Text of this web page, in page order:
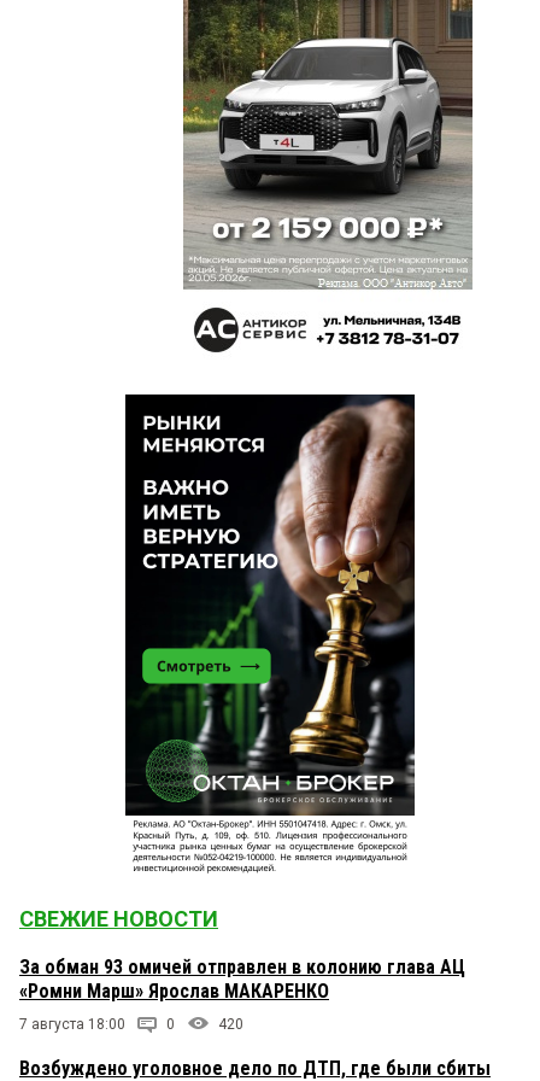
СВЕЖИЕ НОВОСТИ
За обман 93 омичей отправлен в колонию глава АЦ
«Ромни Марш» Ярослав МАКАРЕНКО
7 августа 18:00 0 420
Возбуждено уголовное дело по ДТП, где были сбиты